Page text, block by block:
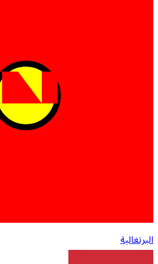
البرتغالية